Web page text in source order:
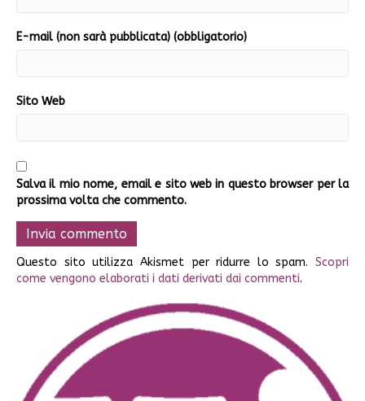
E-mail (non sarà pubblicata) (obbligatorio)
Sito Web
Salva il mio nome, email e sito web in questo browser per la
prossima volta che commento.
Questo sito utilizza Akismet per ridurre lo spam. Scopri
come vengono elaborati i dati derivati dai commenti.